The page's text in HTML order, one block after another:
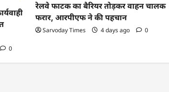
0
रेलवे फाटक का बैरियर तोड़कर वाहन चालक
फरार, आरपीएफ ने की पहचान
Sarvoday Times 4 days ago 0